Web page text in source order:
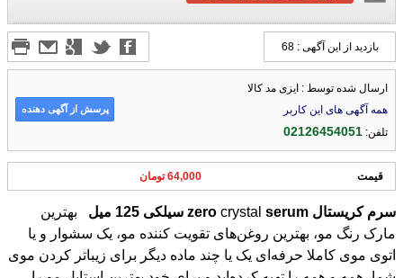
بازدید از این آگهی : 68
ارسال شده توسط : ایزی مد کالا
همه آگهی های این کاربر
تلفن:02126454051
پرسش از آگهی دهنده
قیمت 64,000 تومان
سرم کریستال zero crystal serum سیلکی 125 میل بهترین
مارک رنگ مو، بهترین روغن‌های تقویت کننده مو، یک سشوار و یا
اتوی موی کاملا حرفه‌ای یک یا چند ماده دیگر برای زیباتر کردن موی
شما، همه و همه را تهیه کرده‌اید و برای خود بهترین استایل مو را
برگزیده‌اید اما چندان موفق نبوده‌اید. نور خاصی در موهای اطرافیان
است که در موهای شما نیست. از طرفی با این که چند روزی بیشتر
نیست که موهای خورد را رنگ کرده‌اید موهای شما کدر شده است و
آن جلوه جلای سابق را ندارد. به هر حال هر کاری یک سری فوت‌های
کوزه‌گری دارد که به این راحتی‌ها هم به دست نمی‌آید و هر کسی هم
آن‌ها در اختیار شما نمی‌گذارد. بعضی‌ها آرایشگر‌های بسیار حرفه‌ای
را انتخاب می‌کنند تا این نکات بسیار ریز را بر روی آرایش و استایل
آن‌ها پیاده کند اما برخی هم با مطالعه و سعی و خطا این نکات ریز
را به دست آورده‌اند. اما شما کاربر بسیار تیز هوش ایزی مِد کالا
هستید و با دیگران یک فرق بزرگ دارید و آن هم استفاده از نکات
بسیار کاربردی سایت ایزی مِد کالا است. ایزی مِد کالا یک مرجع
بزرگ آرایشی و بهداشتی است که از حضور کارشناسان بسیار
ورزیده‌ای سود می‌برد و این کارشناسان حرفه‌ای ایزی مِد کالا برای
شما توصیه‌هایی دارند که با آن‌ها می‌توانید مانند یک حرفه‌ای موهای
خود را آرایش و پیرایش کنید. و از این رو هر یک از روش‌های آرایشی
که کارشناسان ما به شما پیشنهاد می‌دهند با مطالعه بسیار و البته از
پس تجربیات بسیار گرانبها فراهم آمده است. اما مشکل کدر شدن
رنگ مو را چگونه می‌توان حل کرد و چگونه می‌توان نور و درخشش